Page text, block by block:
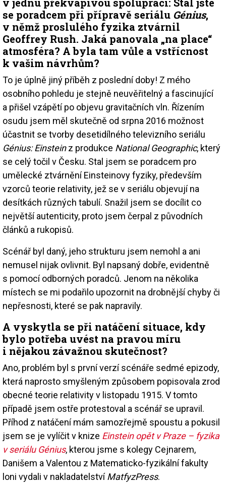
se poradcem při přípravě seriálu Génius,
v němž proslulého fyzika ztvárnil
Geoffrey Rush. Jaká panovala „na place“
atmosféra? A byla tam vůle a vstřícnost
k vašim návrhům?
To je úplně jiný příběh z poslední doby! Z mého
osobního pohledu je stejně neuvěřitelný a fascinující
a přišel vzápětí po objevu gravitačních vln. Řízením
osudu jsem měl skutečně od srpna 2016 možnost
účastnit se tvorby desetidílného televizního seriálu
Génius: Einsteinz produkce National Geographic, který
se celý točil v Česku. Stal jsem se poradcem pro
umělecké ztvárnění Einsteinovy fyziky, především
vzorců teorie relativity, jež se v seriálu objevují na
desítkách různých tabulí. Snažil jsem se docílit co
největší autenticity, proto jsem čerpal z původních
článků a rukopisů.
Scénář byl daný, jeho strukturu jsem nemohl a ani
nemusel nijak ovlivnit. Byl napsaný dobře, evidentně
s pomocí odborných poradců. Jenom na několika
místech se mi podařilo upozornit na drobnější chyby či
nepřesnosti, které se pak napravily.
A vyskytla se při natáčení situace, kdy
bylo potřeba uvést na pravou míru
i nějakou závažnou skutečnost?
Ano, problém byl s první verzí scénáře sedmé epizody,
která naprosto smyšleným způsobem popisovala zrod
obecné teorie relativity v listopadu 1915. V tomto
případě jsem ostře protestoval a scénář se upravil.
Příhod z natáčení mám samozřejmě spoustu a pokusil
jsem se je vylíčit v knize Einstein opět v Praze – fyzika
v seriálu Génius, kterou jsme s kolegy Cejnarem,
Danišem a Valentou z Matematicko-fyzikální fakulty
loni vydali v nakladatelstvíMatfyzPress.